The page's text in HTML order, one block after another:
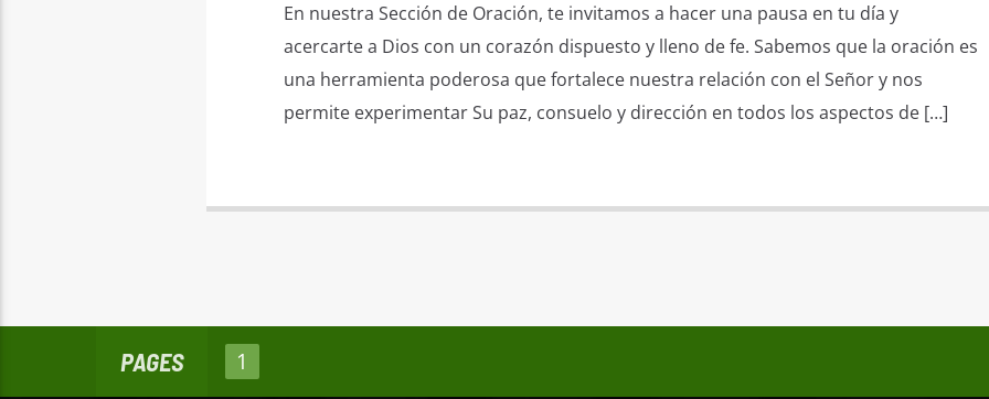
En nuestra Sección de Oración, te invitamos a hacer una pausa en tu día y
acercarte a Dios con un corazón dispuesto y lleno de fe. Sabemos que la oración es
una herramienta poderosa que fortalece nuestra relación con el Señor y nos
permite experimentar Su paz, consuelo y dirección en todos los aspectos de […]
PAGES 1